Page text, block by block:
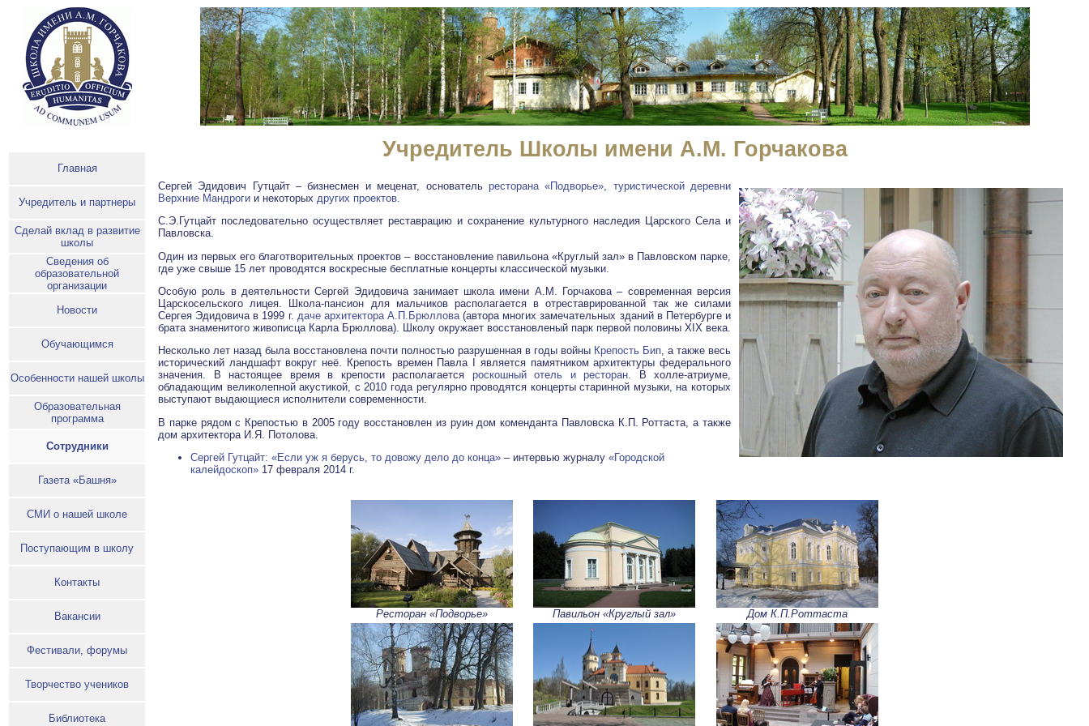
Главная
Учредитель и партнеры
Сделай вклад в развитие
школы
Сведения об
образовательной
организации
Новости
Обучающимся
Особенности нашей школы
Образовательная
программа
Сотрудники
Газета «Башня»
СМИ о нашей школе
Поступающим в школу
Контакты
Вакансии
Фестивали, форумы
Творчество учеников
Библиотека
Учредитель Школы имени А.М. Горчакова
Сергей Эдидович Гутцайт – бизнесмен и меценат, основатель ресторана «Подворье», туристической деревни
Верхние Мандроги и некоторых других проектов.
С.Э.Гутцайт последовательно осуществляет реставрацию и сохранение культурного наследия Царского Села и
Павловска.
Один из первых его благотворительных проектов – восстановление павильона «Круглый зал» в Павловском парке,
где уже свыше 15 лет проводятся воскресные бесплатные концерты классической музыки.
Особую роль в деятельности Сергей Эдидовича занимает школа имени А.М. Горчакова – современная версия
Царскосельского лицея. Школа-пансион для мальчиков располагается в отреставрированной так же силами
Сергея Эдидовича в 1999 г. даче архитектора А.П.Брюллова(автора многих замечательных зданий в Петербурге и
брата знаменитого живописца Карла Брюллова). Школу окружает восстановленый парк первой половины XIX века.
Несколько лет назад была восстановлена почти полностью разрушенная в годы войны Крепость Бип, а также весь
исторический ландшафт вокруг неё. Крепость времен Павла I является памятником архитектуры федерального
значения. В настоящее время в крепости располагается роскошный отель и ресторан. В холле-атриуме,
обладающим великолепной акустикой, с 2010 года регулярно проводятся концерты старинной музыки, на которых
выступают выдающиеся исполнители современности.
В парке рядом с Крепостью в 2005 году восстановлен из руин дом коменданта Павловска К.П. Роттаста, а также
дом архитектора И.Я. Потолова.
Сергей Гутцайт: «Если уж я берусь, то довожу дело до конца» – интервью журналу «Городской
калейдоскоп» 17 февраля 2014 г.
Ресторан «Подворье» Павильон «Круглый зал» Дом К.П.Роттаста